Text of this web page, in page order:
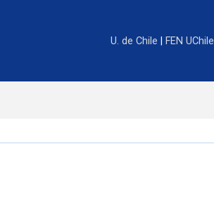
U. de Chile FEN UChile